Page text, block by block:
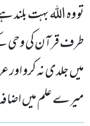
تو وہ اللہ بہت
طرف قرآن کی وحی
میں جلدی نہ
میرے علم میں